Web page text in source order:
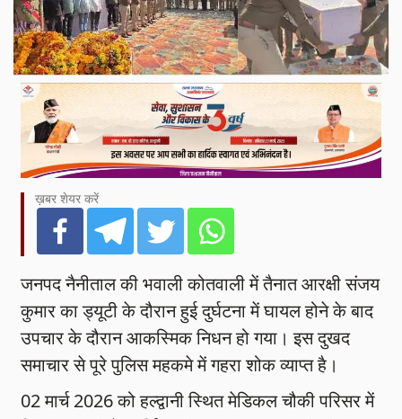
ख़बर शेयर करें
जनपद नैनीताल की भवाली कोतवाली में तैनात आरक्षी संजय
कुमार का ड्यूटी के दौरान हुई दुर्घटना में घायल होने के बाद
उपचार के दौरान आकस्मिक निधन हो गया। इस दुखद
समाचार से पूरे पुलिस महकमे में गहरा शोक व्याप्त है।
02 मार्च 2026 को हल्द्वानी स्थित मेडिकल चौकी परिसर में